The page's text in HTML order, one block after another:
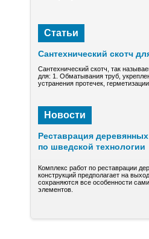
Статьи
Сантехнический скотч
Сантехнический скотч, так
для: 1. Обматывания труб,
устранения протечек,
Новости
Реставрация
по шведской технологии
Комплекс работ по реставрации
конструкций предполагает на
сохраняются все особенности
элементов.